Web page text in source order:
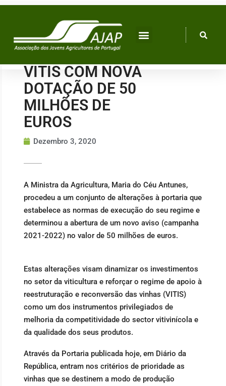
Skip
VITIS COM NOVA
DOTAÇÃO DE 50
MILHÕES DE
EUROS
Dezembro 3, 2020
A Ministra da Agricultura, Maria do Céu Antunes,
procedeu a um conjunto de alterações à portaria que
estabelece as normas de execução do seu regime e
determinou a abertura de um novo aviso (campanha
2021-2022) no valor de 50 milhões de euros.
Estas alterações visam dinamizar os investimentos
no setor da viticultura e reforçar o regime de apoio à
reestruturação e reconversão das vinhas (VITIS)
como um dos instrumentos privilegiados de
melhoria da competitividade do sector vitivinícola e
da qualidade dos seus produtos.
Através da Portaria publicada hoje, em Diário da
República, entram nos critérios de prioridade as
vinhas que se destinem a modo de produção